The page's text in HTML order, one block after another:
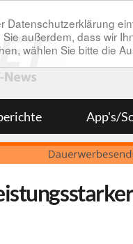
außerdem, dass wir
wählen Sie bitte die
App's/